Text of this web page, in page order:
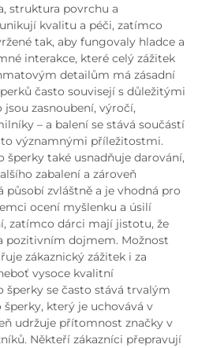
struktura povrchu a
kvalitu a péči, zatímco
tak, aby fungovaly hladce a
interakce, které celý zážitek
detailům má zásadní
často souvisejí s důležitými
zasnoubení, výročí,
– a balení se stává součástí
významnými příležitostmi.
šperky také usnadňuje darování,
zabalení a zároveň
působí zvláštně a je vhodná pro
ocení myšlenku a úsilí
zatímco dárci mají jistotu, že
pozitivním dojmem. Možnost
zákaznický zážitek i za
vysoce kvalitní
šperky se často stává trvalým
který je uchovává v
udržuje přítomnost značky v
Někteří zákazníci přepravují